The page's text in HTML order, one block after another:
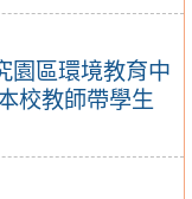
園區環境教育中
校教師帶學生